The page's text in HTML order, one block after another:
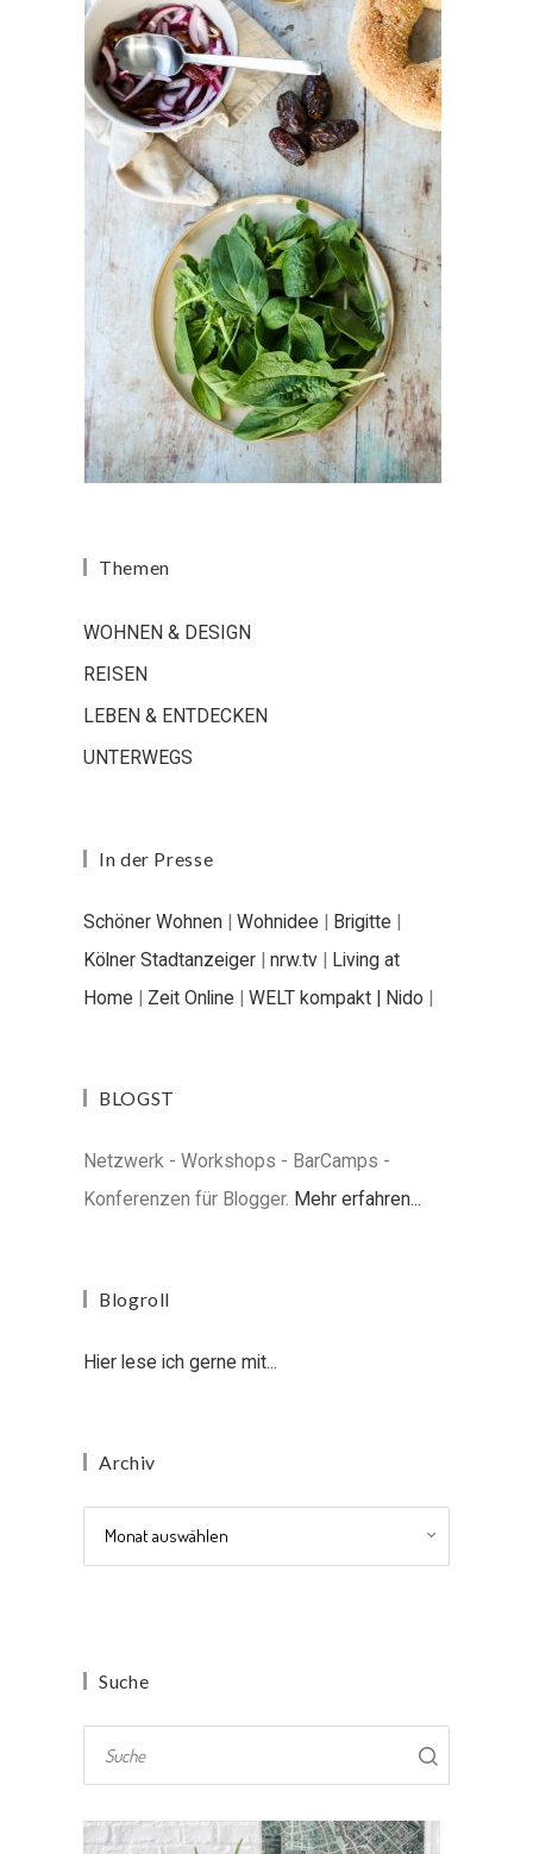
Themen
WOHNEN & DESIGN
REISEN
LEBEN & ENTDECKEN
UNTERWEGS
In der Presse
Schöner Wohnen | Wohnidee | Brigitte |
Kölner Stadtanzeiger | nrw.tv | Living at
Home | Zeit Online | WELT kompakt | Nido |
BLOGST
Netzwerk - Workshops - BarCamps -
Konferenzen für Blogger. Mehr erfahren...
Blogroll
Hier lese ich gerne mit...
Archiv
Suche